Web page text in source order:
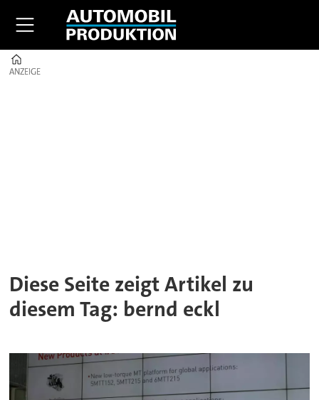
ANZEIGE
ANZEIGE
Diese Seite zeigt Artikel zu
diesem Tag: bernd eckl